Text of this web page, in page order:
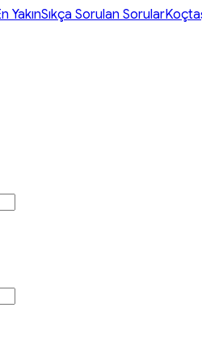
YakınSıkça Sorulan Sorular